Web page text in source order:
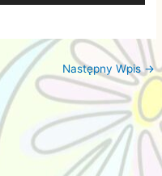
Następny Wpis →